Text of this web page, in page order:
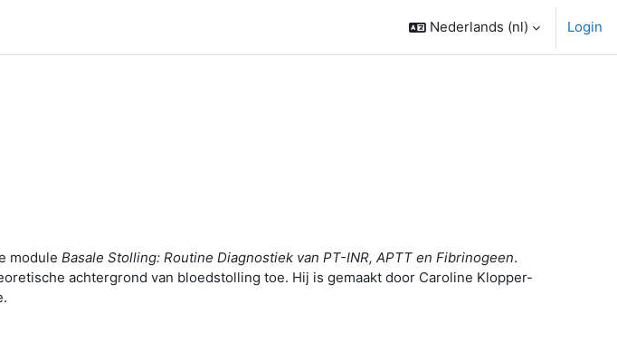
Nederlands ‎(nl)‎ Login
module Basale Stolling: Routine Diagnostiek van PT-INR, APTT en Fibrinogeen.
achtergrond van bloedstolling toe. Hij is gemaakt door Caroline Klopper-